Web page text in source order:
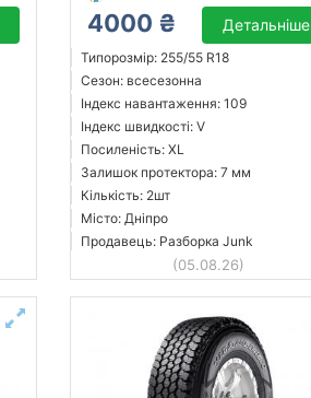
4000 ₴ Детальніше
Типорозмір: 255/55 R18
Сезон: всесезонна
Індекс навантаження: 109
Індекс швидкості: V
Посиленість: XL
Залишок протектора: 7 мм
Кількість: 2шт
Місто: Дніпро
Продавець: Разборка Junk
(05.08.26)